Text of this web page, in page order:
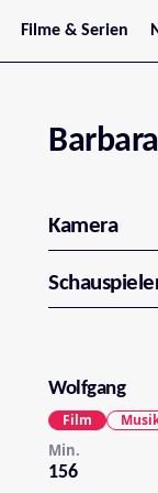
Filme & Serien
Trailer
Serienarchiv
Kamera
Wolfgang
156
Min.
Film